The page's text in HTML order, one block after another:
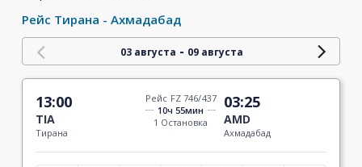
Рейс Тирана - Ахмадабад
03 августа - 09 августа
13:00
TIA
Тирана
Рейс FZ 746/437
10ч 55мин
1 Остановка
03:25
AMD
Ахмадабад